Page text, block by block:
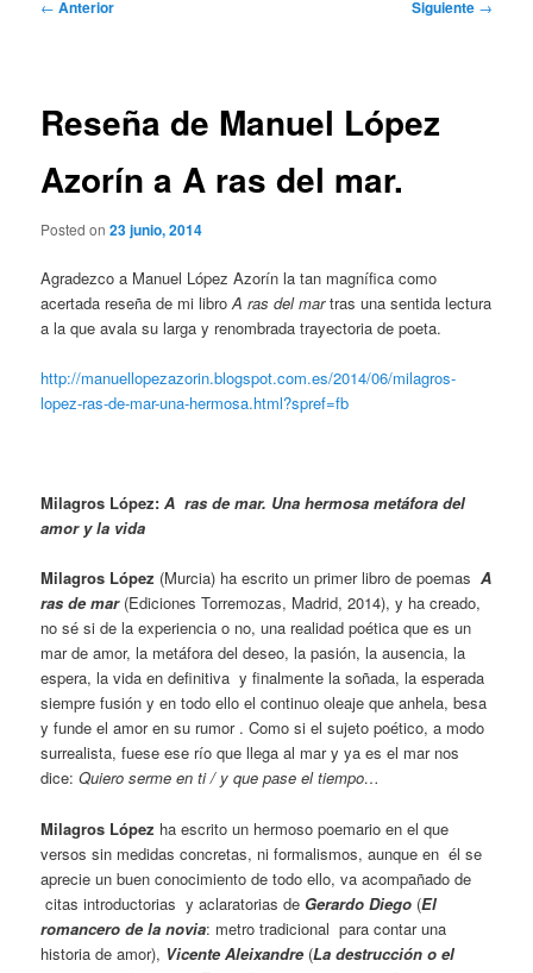
← Anterior Siguiente →
Reseña de Manuel López
Azorín a A ras del mar.
Posted on23 junio, 2014
Agradezco a Manuel López Azorín la tan magnífica como
acertada reseña de mi libroA ras del martras una sentida lectura
a la que avala su larga y renombrada trayectoria de poeta.
http://manuellopezazorin.blogspot.com.es/2014/06/milagros-
lopez-ras-de-mar-una-hermosa.html?spref=fb
Milagros López:A ras de mar. Una hermosa metáfora del
amor y la vida
Milagros López (Murcia) ha escrito un primer libro de poemasA
ras de mar (Ediciones Torremozas, Madrid, 2014), y ha creado,
no sé si de la experiencia o no, una realidad poética que es un
mar de amor, la metáfora del deseo, la pasión, la ausencia, la
espera, la vida en definitiva y finalmente la soñada, la esperada
siempre fusión y en todo ello el continuo oleaje que anhela, besa
y funde el amor en su rumor . Como si el sujeto poético, a modo
surrealista, fuese ese río que llega al mar y ya es el mar nos
dice:Quiero serme en ti / y que pase el tiempo…
Milagros López ha escrito un hermoso poemario en el que
versos sin medidas concretas, ni formalismos, aunque en él se
aprecie un buen conocimiento de todo ello, va acompañado de
citas introductorias y aclaratorias de Gerardo Diego (El
romancero de la novia: metro tradicional para contar una
historia de amor), Vicente Aleixandre (La destrucción o el